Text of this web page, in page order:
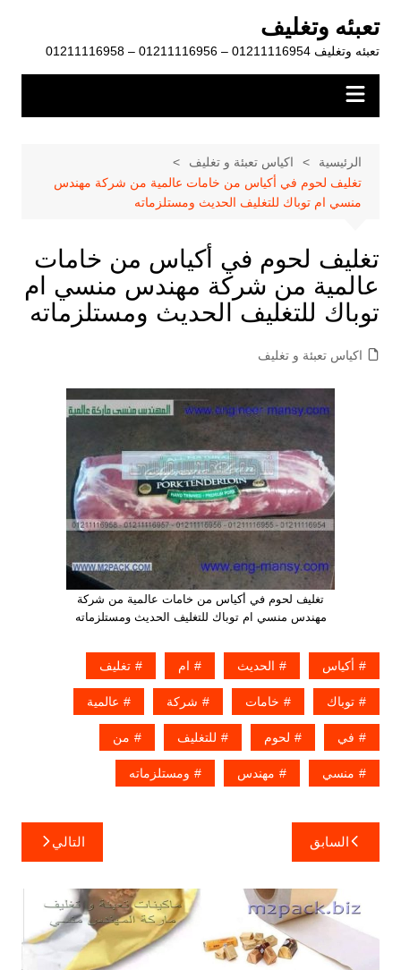
المحتوى
تعبئه وتغليف
تعبئه وتغليف 01211116954 – 01211116956 – 01211116958
الرئيسية
اكياس تعبئة و تغليف
تغليف لحوم في أكياس من خامات عالمية من شركة مهندس
منسي ام توباك للتغليف الحديث ومستلزماته
تغليف لحوم في أكياس من خامات
عالمية من شركة مهندس منسي ام
توباك للتغليف الحديث ومستلزماته
اكياس تعبئة و تغليف
تغليف لحوم في أكياس من خامات عالمية من شركة
مهندس منسي ام توباك للتغليف الحديث ومستلزماته
أكياس الحديث ام تغليف
توباك خامات شركة عالمية
في لحوم للتغليف من
منسي مهندس ومستلزماته
تصفّح
المقالات
السابق التالي